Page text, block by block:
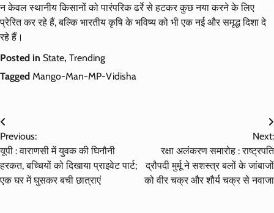
न केवल स्थानीय किसानों को पारंपरिक ढर्रे से हटकर कुछ नया करने के लिए
प्रेरित कर रहे हैं, बल्कि भारतीय कृषि के भविष्य को भी एक नई और समृद्ध दिशा दे
रहे हैं।
Posted in State, Trending
Tagged Mango-Man-MP-Vidisha
Post
navigation
Previous:
यूपी : वाराणसी में युवक की घिनौनी
हरकत, बच्चियों को दिखाया प्राइवेट पार्ट;
एक घर में घुसकर बची छात्राएं
Next:
रक्षा अलंकरण समारोह : राष्ट्रपति
द्रौपदी मुर्मू ने सशस्त्र बलों के जांबाजों
को वीर चक्र और शौर्य चक्र से नवाजा